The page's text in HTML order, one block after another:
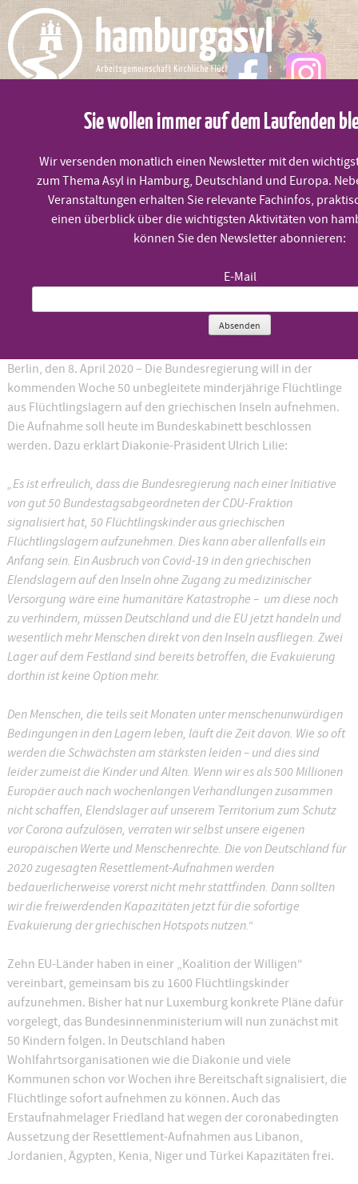
content
MENÜ
Aufnahme von UMF
Angekündigte Aufnahme von 50 Flüchtlingskindern aus
Griechenland kann nur der Anfang sein.
Berlin, den 8. April 2020 – Die Bundesregierung will in der
kommenden Woche 50 unbegleitete minderjährige Flüchtlinge
aus Flüchtlingslagern auf den griechischen Inseln aufnehmen.
Die Aufnahme soll heute im Bundeskabinett beschlossen
werden. Dazu erklärt Diakonie-Präsident Ulrich Lilie:
„Es ist erfreulich, dass die Bundesregierung nach einer Initiative
von gut 50 Bundestagsabgeordneten der CDU-Fraktion
signalisiert hat, 50 Flüchtlingskinder aus griechischen
Flüchtlingslagern aufzunehmen. Dies kann aber allenfalls ein
Anfang sein. Ein Ausbruch von Covid-19 in den griechischen
Elendslagern auf den Inseln ohne Zugang zu medizinischer
Versorgung wäre eine humanitäre Katastrophe – um diese noch
zu verhindern, müssen Deutschland und die EU jetzt handeln und
wesentlich mehr Menschen direkt von den Inseln ausfliegen. Zwei
Lager auf dem Festland sind bereits betroffen, die Evakuierung
dorthin ist keine Option mehr.
Den Menschen, die teils seit Monaten unter menschenunwürdigen
Bedingungen in den Lagern leben, läuft die Zeit davon. Wie so oft
werden die Schwächsten am stärksten leiden – und dies sind
leider zumeist die Kinder und Alten. Wenn wir es als 500 Millionen
Europäer auch nach wochenlangen Verhandlungen zusammen
nicht schaffen, Elendslager auf unserem Territorium zum Schutz
vor Corona aufzulösen, verraten wir selbst unsere eigenen
europäischen Werte und Menschenrechte. Die von Deutschland für
2020 zugesagten Resettlement-Aufnahmen werden
bedauerlicherweise vorerst nicht mehr stattfinden. Dann sollten
wir die freiwerdenden Kapazitäten jetzt für die sofortige
Evakuierung der griechischen Hotspots nutzen.“
Zehn EU-Länder haben in einer „Koalition der Willigen“
vereinbart, gemeinsam bis zu 1600 Flüchtlingskinder
aufzunehmen. Bisher hat nur Luxemburg konkrete Pläne dafür
vorgelegt, das Bundesinnenministerium will nun zunächst mit
50 Kindern folgen. In Deutschland haben
Wohlfahrtsorganisationen wie die Diakonie und viele
Kommunen schon vor Wochen ihre Bereitschaft signalisiert, die
Flüchtlinge sofort aufnehmen zu können. Auch das
Erstaufnahmelager Friedland hat wegen der coronabedingten
Aussetzung der Resettlement-Aufnahmen aus Libanon,
Jordanien, Ägypten, Kenia, Niger und Türkei Kapazitäten frei.
Sie wollen immer auf dem Laufenden
Wir versenden monatlich einen Newsletter mit den
zum Thema Asyl in Hamburg, Deutschland und Europa.
Veranstaltungen erhalten Sie relevante Fachinfos,
einen überblick über die wichtigsten Aktivitäten von
können Sie den Newsletter abonnieren:
E-Mail
Absenden